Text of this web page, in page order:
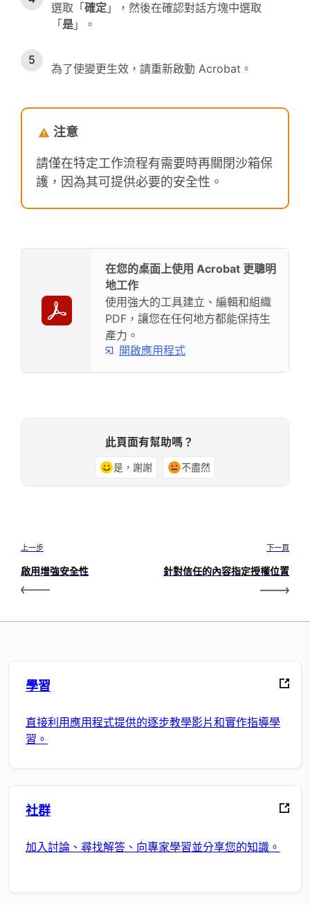
選取「 確定 」，然後在確認對話方塊中選取
「 是 」。
為了使變更生效，請重新啟動 Acrobat。
注意
請僅在特定工作流程有需要時再關閉沙箱保
護，因為其可提供必要的安全性。
在您的桌面上使用 Acrobat 更聰明
地工作
使用強大的工具建立、編輯和組織
PDF，讓您在任何地方都能保持生
產力。
開啟應用程式
此頁面有幫助嗎？
是，謝謝 不盡然
上一步
啟用增強安全性
下一頁
針對信任的內容指定授權位置
學習
直接利用應用程式提供的逐步教學影片和實作指導學
習。
社群
加入討論、尋找解答、向專家學習並分享您的知識。